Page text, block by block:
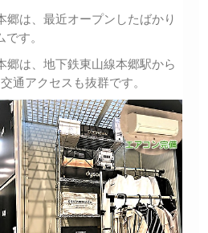
郷は、最近オープンしたばかり
す。
郷は、地下鉄東山線本郷駅から
通アクセスも抜群です。